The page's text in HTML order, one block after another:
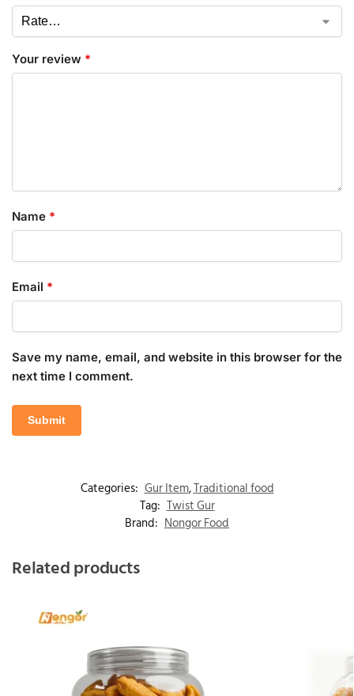
Your review *
Name *
Email *
Save my name, email, and website in this browser for the
next time I comment.
Categories: Gur Item,Traditional food
Tag: Twist Gur
Brand: Nongor Food
Related products